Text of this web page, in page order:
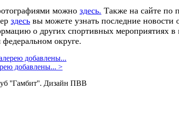
можно здесь. Также на сайте по
здесь вы можете узнать последние
о других спортивных мероприятиях в
округе.
добавлены...
добавлены... >
''Гамбит''. Дизайн ПВВ